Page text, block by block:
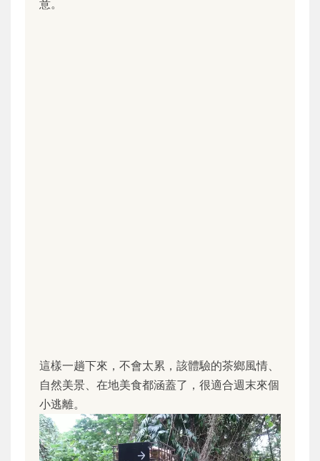
意。
這樣一趟下來，不會太累，該體驗的茶鄉風情、
自然美景、在地美食都涵蓋了，很適合週末來個
小逃離。